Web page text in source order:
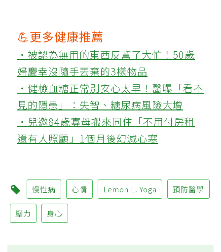
💪更多健康推薦
‧被認為無用的東西反幫了大忙！50歲
婦慶幸沒隨手丟棄的3樣物品
‧健檢血糖正常別安心太早！醫曝「看不
見的隱患」：失智、糖尿病風險大增
‧兒邀84歲寡母搬來同住「不用付房租
還有人照顧」1個月後幻滅心寒
慢性病 心情 Lemon L. Yoga 預防醫學
壓力 身心